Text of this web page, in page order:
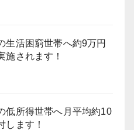
生活困窮世帯へ約9万円
施されます！
低所得世帯へ月平均約10
します！